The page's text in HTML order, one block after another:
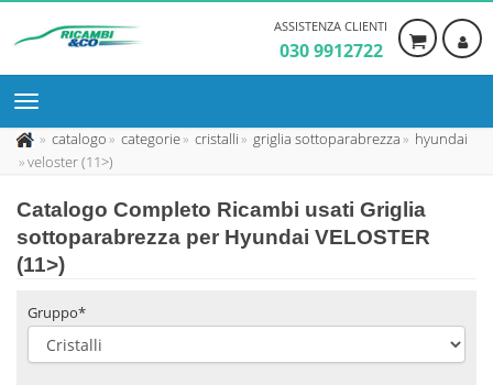
ASSISTENZA CLIENTI
030 9912722
catalogo categorie cristalli griglia sottoparabrezza
hyundai
veloster (11>)
Catalogo Completo Ricambi usati Griglia
sottoparabrezza per Hyundai VELOSTER
(11>)
Gruppo*